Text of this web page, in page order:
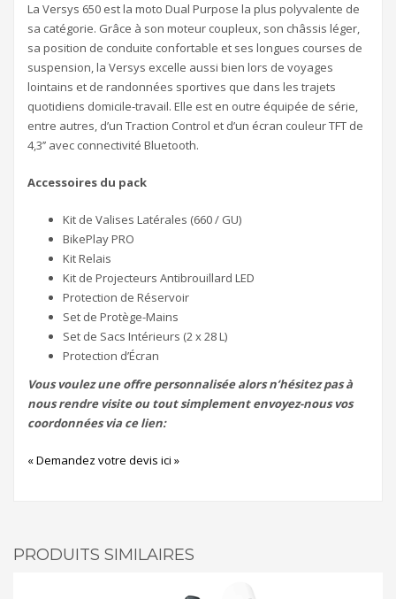
La Versys 650 est la moto Dual Purpose la plus polyvalente de
sa catégorie. Grâce à son moteur coupleux, son châssis léger,
sa position de conduite confortable et ses longues courses de
suspension, la Versys excelle aussi bien lors de voyages
lointains et de randonnées sportives que dans les trajets
quotidiens domicile-travail. Elle est en outre équipée de série,
entre autres, d’un Traction Control et d’un écran couleur TFT de
4,3’’ avec connectivité Bluetooth.
Accessoires du pack
Kit de Valises Latérales (660 / GU)
BikePlay PRO
Kit Relais
Kit de Projecteurs Antibrouillard LED
Protection de Réservoir
Set de Protège-Mains
Set de Sacs Intérieurs (2 x 28 L)
Protection d’Écran
Vous voulez une offre personnalisée alors n’hésitez pas à
nous rendre visite ou tout simplement envoyez-nous vos
coordonnées via ce lien:
« Demandez votre devis ici »
PRODUITS SIMILAIRES